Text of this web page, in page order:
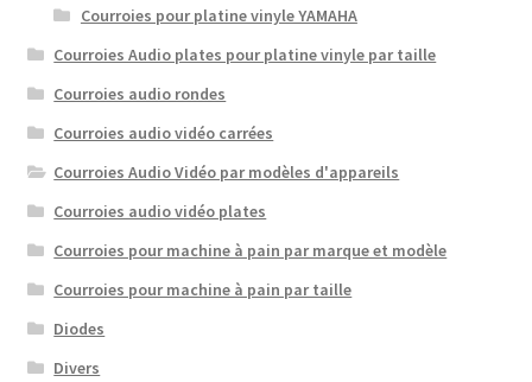
Courroies pour platine vinyle YAMAHA
Courroies Audio plates pour platine vinyle par taille
Courroies audio rondes
Courroies audio vidéo carrées
Courroies Audio Vidéo par modèles d'appareils
Courroies audio vidéo plates
Courroies pour machine à pain par marque et modèle
Courroies pour machine à pain par taille
Diodes
Divers